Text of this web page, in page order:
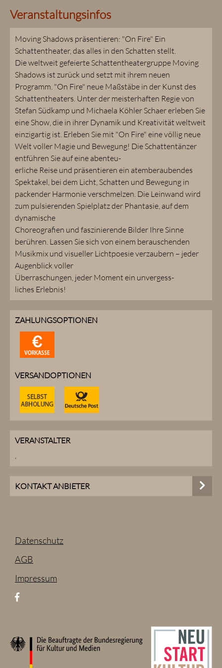
Veranstaltungsinfos
Moving Shadows präsentieren: "On Fire" Ein
Schattentheater, das alles in den Schatten stellt.
Die weltweit gefeierte Schattentheatergruppe Moving
Shadows ist zurück und setzt mit ihrem neuen
Programm. "On Fire" neue Maßstäbe in der Kunst des
Schattentheaters. Unter der meisterhaften Regie von
Stefan Südkamp und Michaela Köhler Schaer erleben Sie
eine Show, die in ihrer Dynamik und Kreativität weltweit
einzigartig ist. Erleben Sie mit "On Fire" eine völlig neue
Welt voller Magie und Bewegung! Die Schattentänzer
entführen Sie auf eine abenteu-
erliche Reise und präsentieren ein atemberaubendes
Spektakel, bei dem Licht, Schatten und Bewegung in
packender Harmonie verschmelzen. Die Leinwand wird
zum pulsierenden Spielplatz der Phantasie, auf dem
dynamische
Choreografien und faszinierende Bilder Ihre Sinne
berühren. Lassen Sie sich von einem berauschenden
Musikmix und visueller Lichtpoesie verzaubern – jeder
Augenblick voller
Überraschungen, jeder Moment ein unvergess-
liches Erlebnis!
ZAHLUNGSOPTIONEN
VERSANDOPTIONEN
VERANSTALTER
KONTAKT ANBIETER
Datenschutz
AGB
Impressum